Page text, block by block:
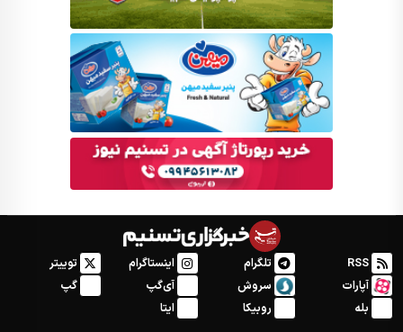
RSS تلگرام اینستاگرام
توییتر
آپارات
سروش آی‌گپ
گپ
بله
روبیکا ایتا